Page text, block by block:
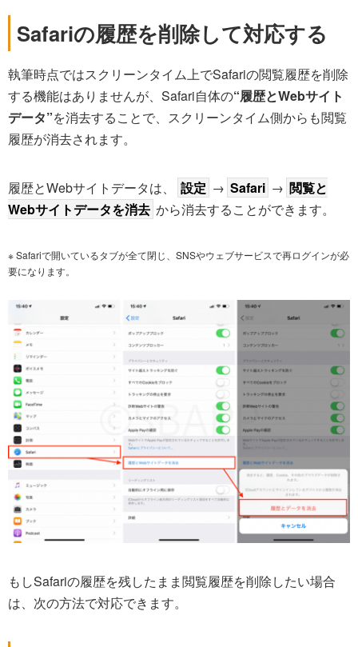
Safariの履歴を削除して対応する
執筆時点ではスクリーンタイム上でSafariの閲覧履歴を削除
する機能はありませんが、Safari自体の“履歴とWebサイト
データ”を消去することで、スクリーンタイム側からも閲覧
履歴が消去されます。
履歴とWebサイトデータは、 設定 → Safari → 閲覧と
Webサイトデータを消去 から消去することができます。
※ Safariで開いているタブが全て閉じ、SNSやウェブサービスで再ログインが必
要になります。
もしSafariの履歴を残したまま閲覧履歴を削除したい場合
は、次の方法で対応できます。